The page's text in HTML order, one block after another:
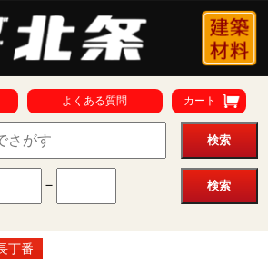
よくある質問 カート
－
丁番